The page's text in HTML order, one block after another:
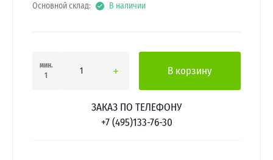
Основной склад: В наличии
мин.
1
В корзину
ЗАКАЗ ПО ТЕЛЕФОНУ
+7 (495)133-76-30